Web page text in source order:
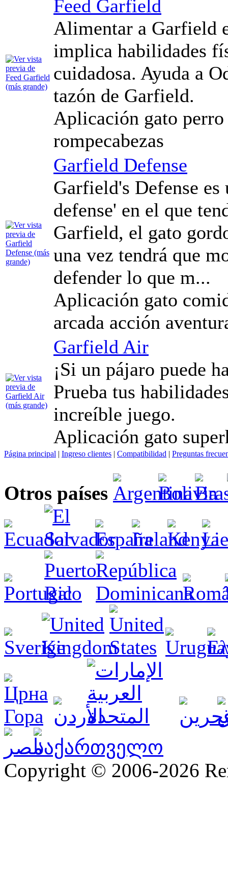
Feed Garfield
Alimentar a Garfield
implica habilidades
cuidadosa. Ayuda a
tazón de Garfield.
Aplicación gato
rompecabezas
Garfield Defense
Garfield's Defense es
defense' en el que
Garfield, el gato
una vez tendrá que
defender lo que m...
Aplicación gato
arcada acción
Garfield Air
¡Si un pájaro puede
Prueba tus
increíble juego.
Aplicación gato
Página principal | Ingreso clientes | Compatibilidad | Preguntas
Otros países
Copyright © 2006-2026